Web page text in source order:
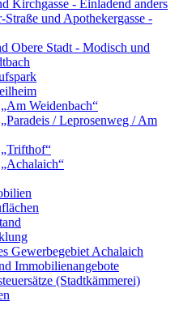
Kirchgasse - Einladend anders
und Apothekergasse -
Obere Stadt - Modisch und
Weidenbach“
/ Leprosenweg / Am
Gewerbegebiet Achalaich
Immobilienangebote
(Stadtkämmerei)